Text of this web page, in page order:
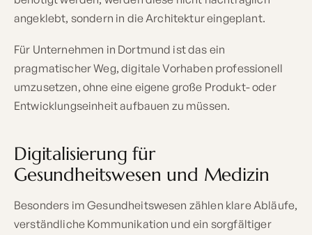
angeklebt, sondern in die Architektur eingeplant.
Für Unternehmen in Dortmund ist das ein
pragmatischer Weg, digitale Vorhaben professionell
umzusetzen, ohne eine eigene große Produkt- oder
Entwicklungseinheit aufbauen zu müssen.
Digitalisierung für
Gesundheitswesen und Medizin
Besonders im Gesundheitswesen zählen klare Abläufe,
verständliche Kommunikation und ein sorgfältiger